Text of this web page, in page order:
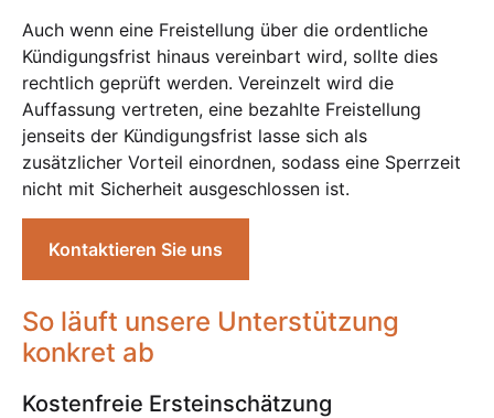
Auch wenn eine Freistellung über die ordentliche
Kündigungsfrist hinaus vereinbart wird, sollte dies
rechtlich geprüft werden. Vereinzelt wird die
Auffassung vertreten, eine bezahlte Freistellung
jenseits der Kündigungsfrist lasse sich als
zusätzlicher Vorteil einordnen, sodass eine Sperrzeit
nicht mit Sicherheit ausgeschlossen ist.
Kontaktieren Sie uns
So läuft unsere Unterstützung
konkret ab
Kostenfreie Ersteinschätzung